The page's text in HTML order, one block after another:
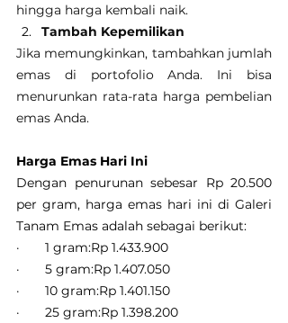
hingga harga kembali naik.
Tambah Kepemilikan
Jika memungkinkan, tambahkan jumlah
emas di portofolio Anda. Ini bisa
menurunkan rata-rata harga pembelian
emas Anda.
Harga Emas Hari Ini
Dengan penurunan sebesar Rp 20.500
per gram, harga emas hari ini di Galeri
Tanam Emas adalah sebagai berikut:
·       1 gram:Rp 1.433.900
·       5 gram:Rp 1.407.050
·       10 gram:Rp 1.401.150
·       25 gram:Rp 1.398.200